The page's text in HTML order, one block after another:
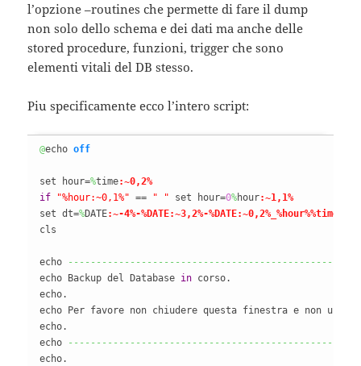
l’opzione –routines che permette di fare il dump
non solo dello schema e dei dati ma anche delle
stored procedure, funzioni, trigger che sono
elementi vitali del DB stesso.
Piu specificamente ecco l’intero script:
@echo off
set hour=%time:~0,2%
if
"%hour:~0,1%" == " " set hour=0%hour:~1,1%
set dt=%DATE:~-4%-%DATE:~3,2%-
cls
echo
echo Backup del Database in corso.
echo.
echo Per favore non chiudere questa finestra e non
echo.
echo
echo.